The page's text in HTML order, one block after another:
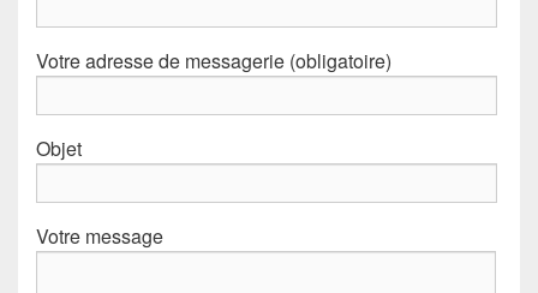
Votre adresse de messagerie (obligatoire)
Objet
Votre message